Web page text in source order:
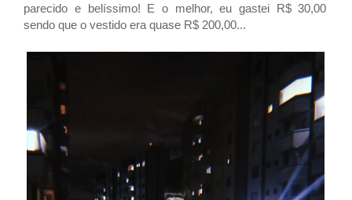
parecido e belíssimo! E o melhor, eu gastei R$ 30,00
sendo que o vestido era quase R$ 200,00...